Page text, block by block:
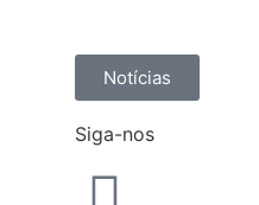
Notícias
Siga-nos